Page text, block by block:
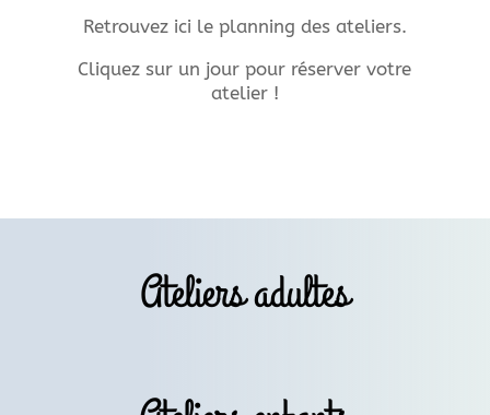
Retrouvez ici le planning des ateliers.
Cliquez sur un jour pour réserver votre
atelier !
Ateliers adultes